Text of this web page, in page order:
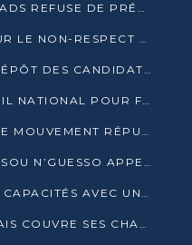
PRÉSIDENTIELLE 2026 : L’UPADS REFUSE DE PRÉSENTER UN CANDIDAT ET DÉNONCE UN PROCESSUS NON CRÉDIBLE
FÉLIX TSHISEKEDI ALERTE SUR LE NON-RESPECT DES ENGAGEMENTS DE PAIX APRÈS SA RENCONTRE AVEC D. SASSOU-NGUESSO
PRÉSIDENTIELLE 2026 : LE DÉPÔT DES CANDIDATURES OUVERT DU 29 JANVIER AU 12 FÉVRIER
L’UPADS RÉUNIT SON CONSEIL NATIONAL POUR FIXER SA LIGNE POLITIQUE À DEUX MOIS DE LA PRÉSIDENTIELLE
PRÉSIDENTIELLE DE 2026 : LE MOUVEMENT RÉPUBLICAIN DÉNONCE UNE CONVOCATION ÉLECTORALE « OPAQUE ET PRÉCIPITÉE »
SOMMET DE LA CEMAC : SASSOU N’GUESSO APPELLE À LA VIGILANCE FACE AUX RISQUES ÉCONOMIQUES
AGL CONGO RENFORCE SES CAPACITÉS AVEC UNE GRUE DE 250 TONNES
CAN 2025 : L’ÉTAT SÉNÉGALAIS COUVRE SES CHAMPIONS D’AFRIQUE DE RÉCOMPENSES EXCEPTIONNELLES